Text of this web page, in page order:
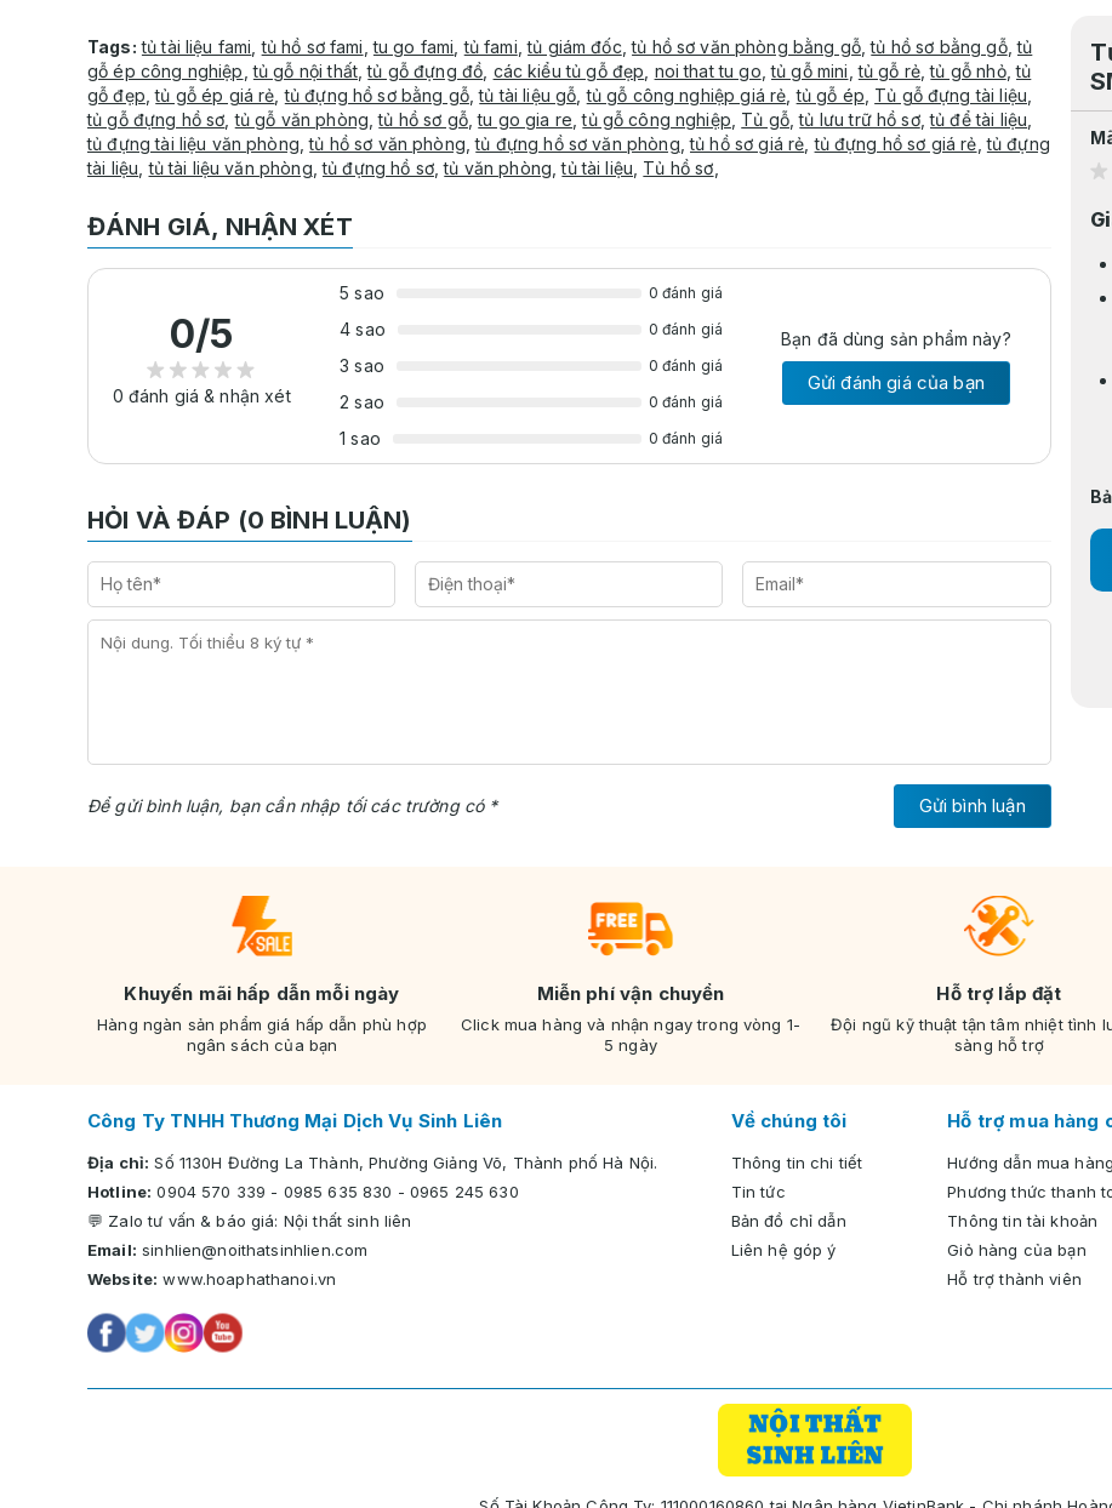
Tags: tủ tài liệu fami ,tủ hồ sơ fami ,tu go fami ,tủ fami ,tủ giám đốc ,tủ hồ sơ văn phòng bằng gỗ,tủ hồ sơ bằng gỗ,tủ
gỗ ép công nghiệp ,tủ gỗ nội thất,tủ gỗ đựng đồ các kiểu tủ gỗ đẹp noi that tu go ,tủ gỗ mini ,tủ gỗ rẻ ,tủ gỗ nhỏ,tủ
gỗ đẹp ,tủ gỗ ép giá rẻ ,tủ đựng hồ sơ bằng gỗ,tủ tài liệu gỗ ,tủ gỗ công nghiệp giá rẻ ,tủ gỗ ép Tủ gỗ đựng tài liệu
tủ gỗ đựng hồ sơ ,tủ gỗ văn phòng ,tủ hồ sơ gỗ,tu go gia re ,tủ gỗ công nghiệp Tủ gỗ ,tủ lưu trữ hồ sơ,tủ để tài liệu
tủ đựng tài liệu văn phòng ,tủ hồ sơ văn phòng ,tủ đựng hồ sơ văn phòng ,tủ hồ sơ giá rẻ ,tủ đựng hồ sơ giá rẻ ,tủ đựng
tài liệu ,tủ tài liệu văn phòng ,tủ đựng hồ sơ,tủ văn phòng ,tủ tài liệu Tủ hồ sơ
ĐÁNH GIÁ, NHẬN XÉT
0/5
0 đánh giá & nhận xét
5 sao 0 đánh giá
4 sao 0 đánh giá
3 sao 0 đánh giá
2 sao 0 đánh giá
1 sao 0 đánh giá
Bạn đã dùng sản phẩm này?
Gửi đánh giá của bạn
HỎI VÀ ĐÁP (0 BÌNH LUẬN)
Để gửi bình luận, bạn cần nhập tối các trường có * Gửi bình luận
Khuyến mãi hấp dẫn mỗi ngày
Hàng ngàn sản phẩm giá hấp dẫn phù hợp
ngân sách của bạn
Miễn phí vận chuyển
Click mua hàng và nhận ngay trong vòng 1-
5 ngày
Hỗ trợ lắp đặt
Đội ngũ kỹ thuật tận tâm nhiệt tình
sàng hỗ trợ
Công Ty TNHH Thương Mại Dịch Vụ Sinh Liên
Địa chỉ: Số 1130H Đường La Thành, Phường Giảng Võ, Thành phố Hà Nội.
Hotline: 0904 570 339 - 0985 635 830 - 0965 245 630
💬 Zalo tư vấn & báo giá: Nội thất sinh liên
Email: sinhlien@noithatsinhlien.com
Website: www.hoaphathanoi.vn
Về chúng tôi
Thông tin chi tiết
Tin tức
Bản đồ chỉ dẫn
Liên hệ góp ý
Hỗ trợ mua hàng
Hướng dẫn mua hàng
Phương thức thanh
Thông tin tài khoản
Giỏ hàng của bạn
Hỗ trợ thành viên